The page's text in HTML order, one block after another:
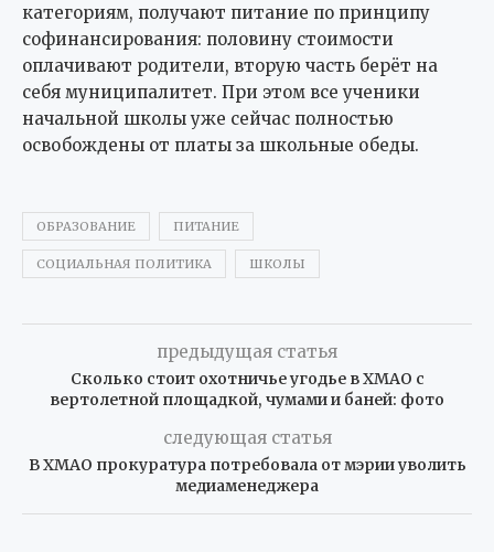
категориям, получают питание по принципу
софинансирования: половину стоимости
оплачивают родители, вторую часть берёт на
себя муниципалитет. При этом все ученики
начальной школы уже сейчас полностью
освобождены от платы за школьные обеды.
ОБРАЗОВАНИЕ ПИТАНИЕ
СОЦИАЛЬНАЯ ПОЛИТИКА ШКОЛЫ
предыдущая статья
Сколько стоит охотничье угодье в ХМАО с
вертолетной площадкой, чумами и баней: фото
следующая статья
В ХМАО прокуратура потребовала от мэрии уволить
медиаменеджера